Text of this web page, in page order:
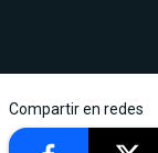
Compartir en redes